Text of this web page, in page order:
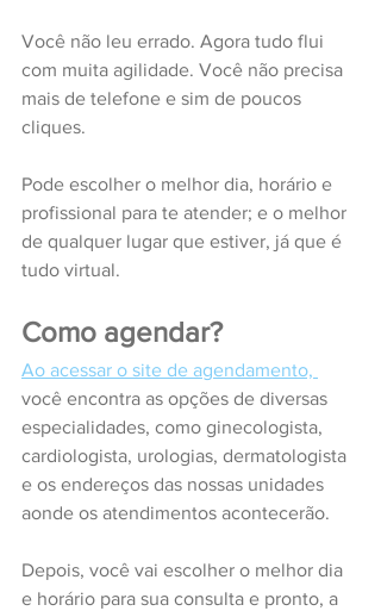
Você não leu errado. Agora tudo flui
com muita agilidade. Você não precisa
mais de telefone e sim de poucos
cliques.
Pode escolher o melhor dia, horário e
profissional para te atender; e o melhor
de qualquer lugar que estiver, já que é
tudo virtual.
Como agendar?
Ao acessar o site de agendamento,
você encontra as opções de diversas
especialidades, como ginecologista,
cardiologista, urologias, dermatologista
e os endereços das nossas unidades
aonde os atendimentos acontecerão.
Depois, você vai escolher o melhor dia
e horário para sua consulta e pronto, a